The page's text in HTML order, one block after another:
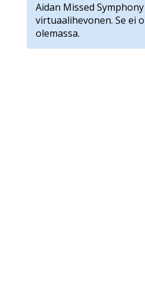
Aidan Missed
virtuaalihevonen. Se ei
olemassa.